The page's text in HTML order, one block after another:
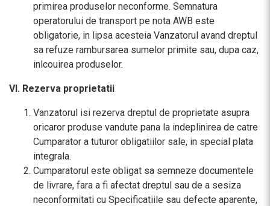
primirea produselor neconforme. Semnatura
operatorului de transport pe nota AWB este
obligatorie, in lipsa acesteia Vanzatorul avand dreptul
sa refuze rambursarea sumelor primite sau, dupa caz,
inlcouirea produselor.
VI. Rezerva proprietatii
Vanzatorul isi rezerva dreptul de proprietate asupra
oricaror produse vandute pana la indeplinirea de catre
Cumparator a tuturor obligatiilor sale, in special plata
integrala.
Cumparatorul este obligat sa semneze documentele
de livrare, fara a fi afectat dreptul sau de a sesiza
neconformitati cu Specificatiile sau defecte aparente,